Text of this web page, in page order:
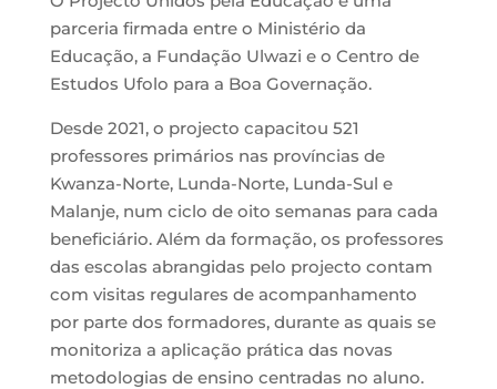
parceria firmada entre o Ministério da
Educação, a Fundação Ulwazi e o Centro de
Estudos Ufolo para a Boa Governação.
Desde 2021, o projecto capacitou 521
professores primários nas províncias de
Kwanza-Norte, Lunda-Norte, Lunda-Sul e
Malanje, num ciclo de oito semanas para cada
beneficiário. Além da formação, os professores
das escolas abrangidas pelo projecto contam
com visitas regulares de acompanhamento
por parte dos formadores, durante as quais se
monitoriza a aplicação prática das novas
metodologias de ensino centradas no aluno.